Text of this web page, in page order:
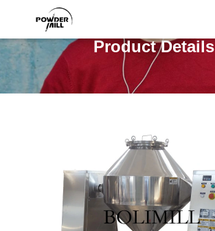
Product Details